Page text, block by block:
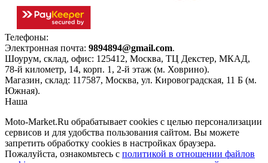
Телефоны:
Электронная почта: 9894894@gmail.com.
Шоурум, склад, офис: 125412, Москва, ТЦ Декстер, МКАД,
78-й километр, 14, корп. 1, 2-й этаж (м. Ховрино).
Магазин, склад: 117587, Москва, ул. Кировоградская, 11 Б (м.
Южная).
Наша
Moto-Market.Ru обрабатывает сookies с целью персонализации
сервисов и для удобства пользования сайтом. Вы можете
запретить обработку сookies в настройках браузера.
Пожалуйста, ознакомьтесь с политикой в отношении файлов